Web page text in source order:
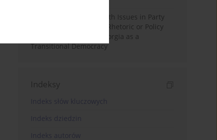
The Politicisation of Youth Issues in Party
Programmes: Symbolic Rhetoric or Policy
Priority? The Case of Georgia as a
Transitional Democracy
Indeksy
Indeks słów kluczowych
Indeks dziedzin
Indeks autorów